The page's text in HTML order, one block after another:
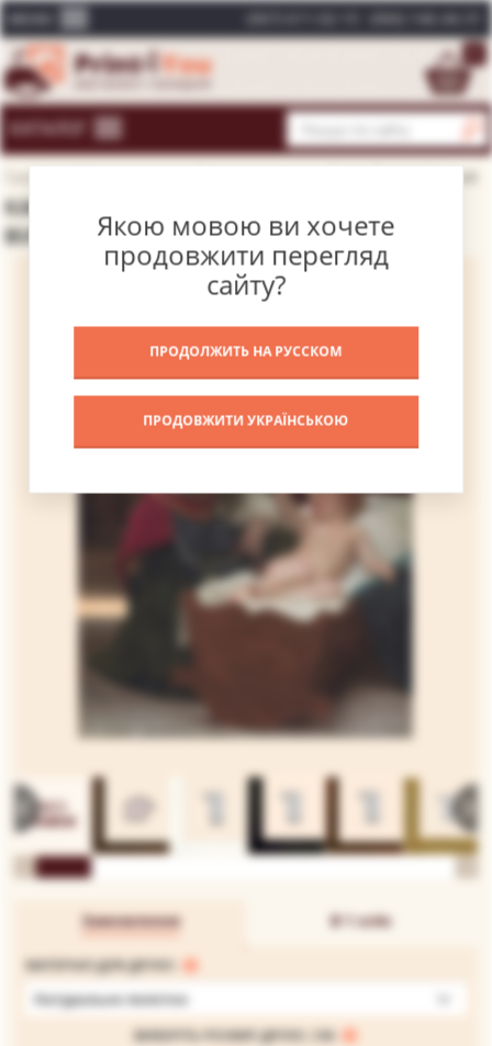
Якою мовою ви хочете
продовжити перегляд
сайту?
ПРОДОЛЖИТЬ НА РУССКОМ
ПРОДОВЖИТИ УКРАЇНСЬКОЮ
КАТАЛОГ
Бугро Вільям-Адольф
КАРТИНА ГРОНО ВИНОГРАДУ – БУГРО
ВІЛЬЯМ-АДОЛЬФ
Замовлення В 1 клік
МАТЕРІАЛ ДЛЯ ДРУКУ:
Натуральне полотно
ВИБЕРІТЬ РОЗМІР ДРУКУ, СМ: